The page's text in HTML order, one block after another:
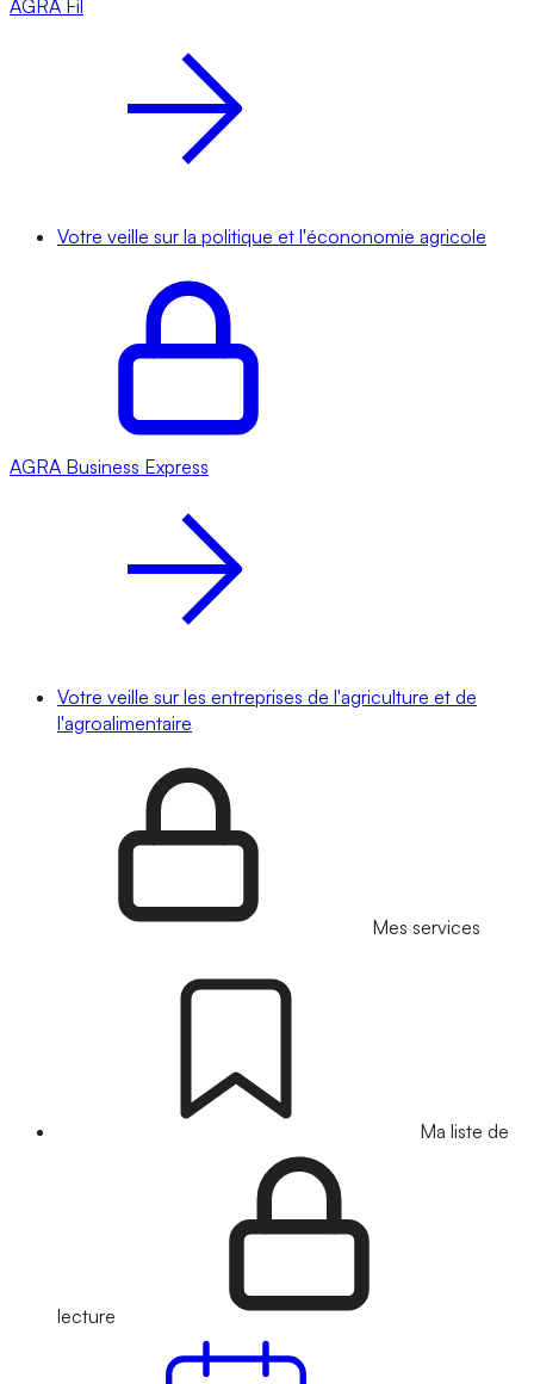
AGRA Fil
Votre veille sur la politique et l'écononomie agricole
AGRA Business Express
Votre veille sur les entreprises de l'agriculture et de
l'agroalimentaire
Mes services
Ma liste de
lecture